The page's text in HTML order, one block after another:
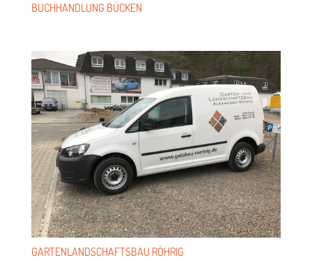
BUCH­HAND­LUNG BÜCKEN
GAR­TEN­LAND­SCHAFTS­BAU RÖHRIG